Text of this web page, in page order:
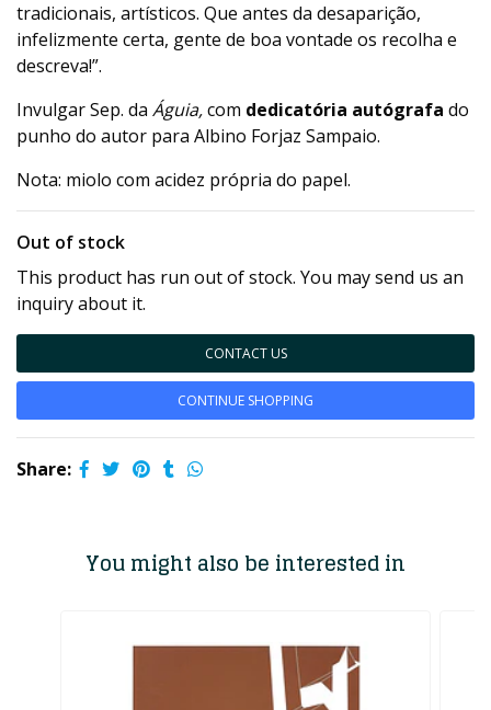
tradicionais, artísticos. Que antes da desaparição,
infelizmente certa, gente de boa vontade os recolha e
descreva!”.
Invulgar Sep. da Águia,com dedicatória autógrafa do
punho do autor para Albino Forjaz Sampaio.
Nota: miolo com acidez própria do papel.
Out of stock
This product has run out of stock. You may send us an
inquiry about it.
CONTACT US
CONTINUE SHOPPING
Share:
You might also be interested in